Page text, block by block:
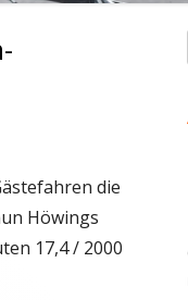
die
Höwings
17,4 / 2000